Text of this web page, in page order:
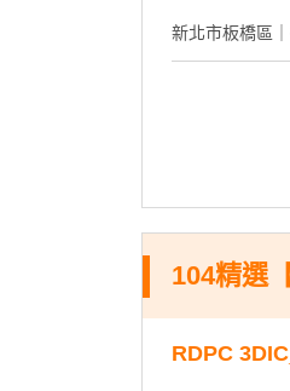
新北市板橋區
104精選
RDPC